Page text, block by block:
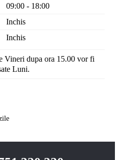
09:00 - 18:00
Inchis
Inchis
Vineri dupa ora 15.00 vor fi
Luni.